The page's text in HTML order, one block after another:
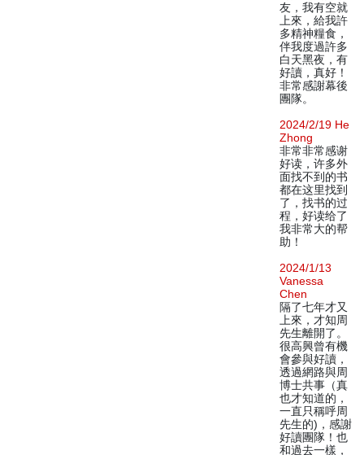
友，我有空就
上來，給我許
多精神糧食，
伴我度過許多
白天黑夜，有
好讀，真好！
非常感謝幕後
團隊。
2024/2/19 He
Zhong
非常非常感谢
好读，许多外
面找不到的书
都在这里找到
了，找书的过
程，好读给了
我非常大的帮
助！
2024/1/13
Vanessa
Chen
隔了七年才又
上來，才知周
先生離開了。
很高興曾有機
會參與好讀，
透過網路與周
博士共事（真
也才知道的，
一直只稱呼周
先生的)，感謝
好讀團隊！也
和過去一樣，